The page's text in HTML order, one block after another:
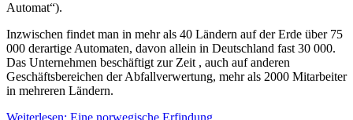
Automat“).
Inzwischen findet man in mehr als 40 Ländern auf der Erde über 75
000 derartige Automaten, davon allein in Deutschland fast 30 000.
Das Unternehmen beschäftigt zur Zeit , auch auf anderen
Geschäftsbereichen der Abfallverwertung, mehr als 2000 Mitarbeiter
in mehreren Ländern.
Weiterlesen: Eine norwegische Erfindung...